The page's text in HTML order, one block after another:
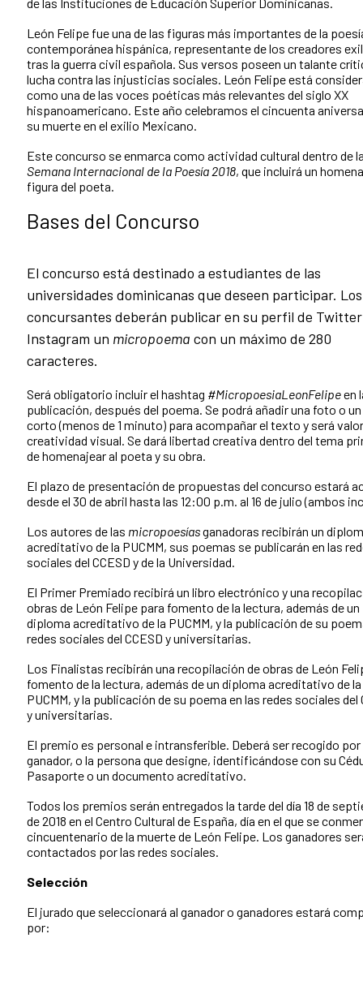
León Felipe fue una de las figuras más importantes de la
contemporánea hispánica, representante de los creadores
tras la guerra civil española. Sus versos poseen un talante
lucha contra las injusticias sociales. León Felipe está
como una de las voces poéticas más relevantes del siglo XX
hispanoamericano. Este año celebramos el cincuenta
su muerte en el exilio Mexicano.
Este concurso se enmarca como actividad cultural dentro de
Semana Internacional de la Poesía 2018, que incluirá un
figura del poeta.
Bases del Concurso
El concurso está destinado a estudiantes de las
universidades dominicanas que deseen participar. Los
concursantes deberán publicar en su perfil de
Instagram un micropoema con un máximo de 280
caracteres.
Será obligatorio incluir el hashtag #MicropoesiaLeonFelipeen
publicación, después del poema. Se podrá añadir una foto o
corto (menos de 1 minuto) para acompañar el texto y será
creatividad visual. Se dará libertad creativa dentro del tema
de homenajear al poeta y su obra.
El plazo de presentación de propuestas del concurso estará
desde el 30 de abril hasta las 12:00 p.m. al 16 de julio (ambos
Los autores de las micropoesíasganadoras recibirán un
acreditativo de la PUCMM, sus poemas se publicarán en las
sociales del CCESD y de la Universidad.
El Primer Premiado recibirá un libro electrónico y una
obras de León Felipe para fomento de la lectura, además de un
diploma acreditativo de la PUCMM, y la publicación de su
redes sociales del CCESD y universitarias.
Los Finalistas recibirán una recopilación de obras de León
fomento de la lectura, además de un diploma acreditativo de la
PUCMM, y la publicación de su poema en las redes sociales del
y universitarias.
El premio es personal e intransferible. Deberá ser recogido por
ganador, o la persona que designe, identificándose con su
Pasaporte o un documento acreditativo.
Todos los premios serán entregados la tarde del día 18 de
de 2018 en el Centro Cultural de España, día en el que se
cincuentenario de la muerte de León Felipe. Los ganadores
contactados por las redes sociales.
Selección
El jurado que seleccionará al ganador o ganadores estará
por: